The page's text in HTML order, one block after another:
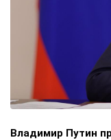
Владимир Путин